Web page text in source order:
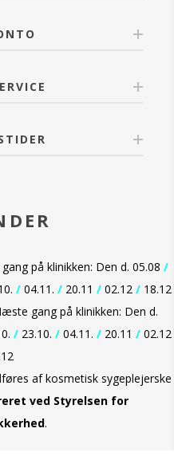
på klinikken: Den d. 05.08 /
/ 04.11. / 20.11 / 02.12 / 18.12
gang på klinikken: Den d.
/ 23.10. / 04.11. / 20.11 / 02.12
af kosmetisk sygeplejerske
ved Styrelsen for
.